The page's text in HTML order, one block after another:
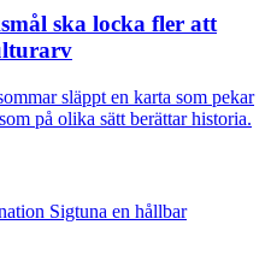
ska locka fler att
släppt en karta som pekar
på olika sätt berättar historia.